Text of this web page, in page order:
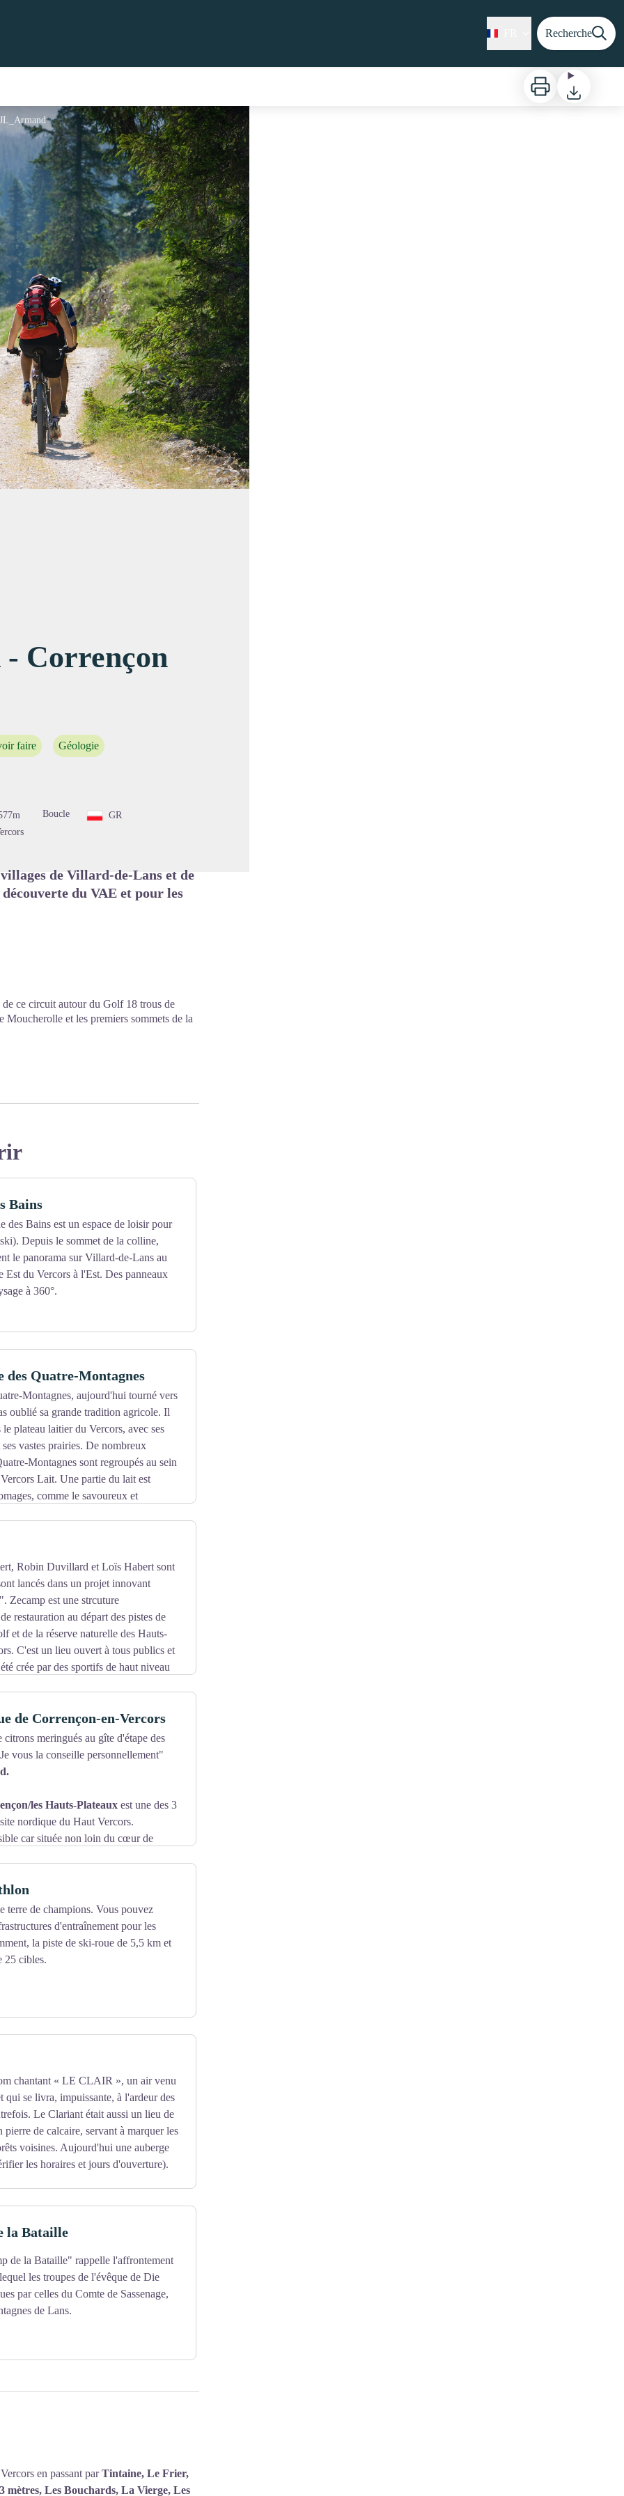
Recherche
Imprimer Télécharger
Corrençon
faire Géologie
Boucle
GR
de Villard-de-Lans et de
du VAE et pour les
ce circuit autour du Golf 18 trous de
et les premiers sommets de la
Bains
des Bains est un espace de loisir pour
Depuis le sommet de la colline,
le panorama sur Villard-de-Lans au
Est du Vercors à l'Est. Des panneaux
à 360°.
Quatre-Montagnes
Montagnes, aujourd'hui tourné vers
oublié sa grande tradition agricole. Il
plateau laitier du Vercors, avec ses
vastes prairies. De nombreux
Montagnes sont regroupés au sein
Lait. Une partie du lait est
comme le savoureux et
Robin Duvillard et Loïs Habert sont
lancés dans un projet innovant
Zecamp est une strcuture
restauration au départ des pistes de
et de la réserve naturelle des Hauts-
C'est un lieu ouvert à tous publics et
crée par des sportifs de haut niveau
une restauration saine, la mise à
un bain froid, un espace de
ainsi que des offres en lien avec les
du lieu et du cadre pour se
de Corrençon-en-Vercors
citrons meringués au gîte d'étape des
vous la conseille personnellement"
les Hauts-Plateauxest une des 3
nordique du Haut Vercors.
car située non loin du cœur de
de Bois Barbu et Saint-Martin-en-
est vaste, entre les merveilles
les plus hauts sommets du
terre de champions. Vous pouvez
d'entraînement pour les
la piste de ski-roue de 5,5 km et
25 cibles.
chantant « LE CLAIR », un air venu
qui se livra, impuissante, à l'ardeur des
Le Clariant était aussi un lieu de
pierre de calcaire, servant à marquer les
voisines. Aujourd'hui une auberge
les horaires et jours d'ouverture).
la Bataille
de la Bataille" rappelle l'affrontement
les troupes de l'évêque de Die
par celles du Comte de Sassenage,
de Lans.
en passant parTintaine, Le Frier,
mètres, Les Bouchards, La Vierge, Les